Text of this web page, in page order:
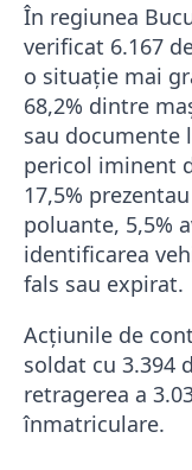
În regiunea
verificat 6.167
o situație mai
68,2% dintre
sau documente
pericol iminent
17,5%
poluante, 5,5%
identificarea
fals sau expirat.
Acțiunile de
soldat cu 3.394
retragerea a
înmatriculare.